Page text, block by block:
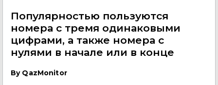
Популярностью пользуются
номера с тремя одинаковыми
цифрами, а также номера с
нулями в начале или в конце
By QazMonitor